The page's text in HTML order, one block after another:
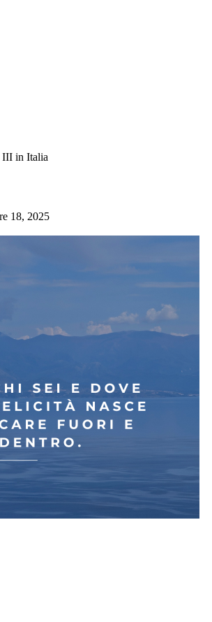
III in Italia
18, 2025